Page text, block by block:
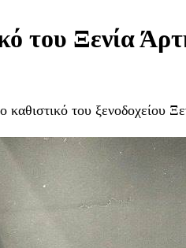
του Ξενία
καθιστικό του ξενοδοχείου